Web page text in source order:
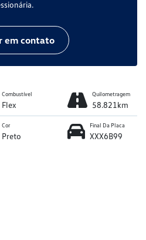
em contato
Combustível
Flex
Quilometragem
58.821km
Cor
Preto
Final Da Placa
XXX6B99